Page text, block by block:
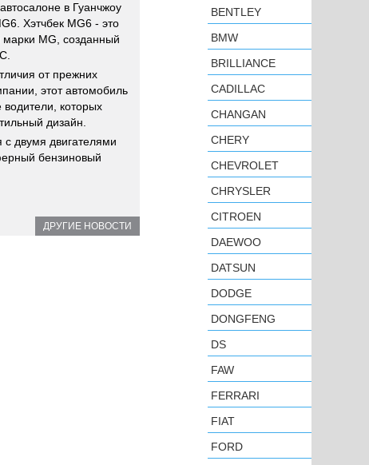
в Гуанчжоу
Хэтчбек MG6 - это
MG, созданный
от прежних
этот автомобиль
которых
дизайн.
с двумя двигателями
бензиновый
ДРУГИЕ НОВОСТИ
BENTLEY
BMW
BRILLIANCE
CADILLAC
CHANGAN
CHERY
CHEVROLET
CHRYSLER
CITROEN
DAEWOO
DATSUN
DODGE
DONGFENG
DS
FAW
FERRARI
FIAT
FORD